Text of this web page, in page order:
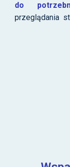
do
przeglądania